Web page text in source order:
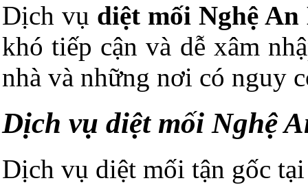
Dịch vụ diệt mối Nghệ
khó tiếp cận và dễ xâm
nhà và những nơi có nguy
Dịch vụ diệt mối Nghệ
Dịch vụ diệt mối tận gốc